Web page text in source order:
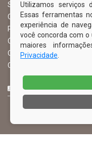
Serviço de Informação ao
Chefe de Gabinete
Procuradoria Geral
Órgão de Controle Interno
Organograma
Comissão Permanente de
CURTA NOSSA
Utilizamos serviços
Essas ferramentas
experiência de
você concorda com
maiores
Privacidade